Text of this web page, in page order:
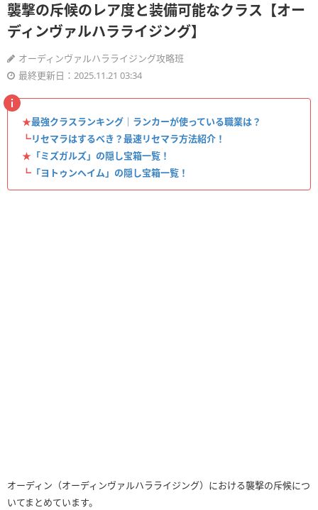
襲撃の斥候のレア度と装備可能なクラス【オー
ディンヴァルハラライジング】
オーディンヴァルハラライジング攻略班
最終更新日：2025.11.21 03:34
★最強クラスランキング｜ランカーが使っている職業は？
┗リセマラはするべき？最速リセマラ方法紹介！
★ 「ミズガルズ」の隠し宝箱一覧！
┗ 「ヨトゥンヘイム」の隠し宝箱一覧！
オーディン（オーディンヴァルハラライジング）における襲撃の斥候につ
いてまとめています。